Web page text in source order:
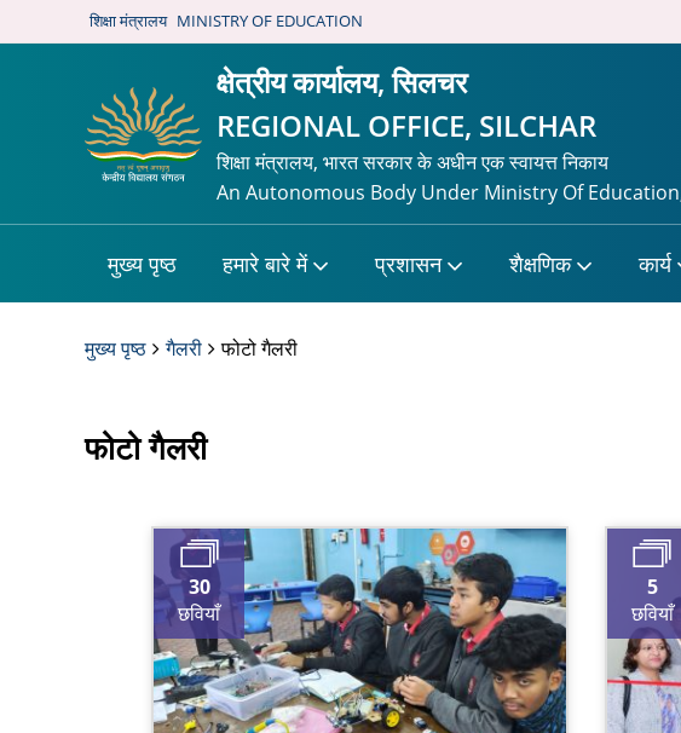
शिक्षा मंत्रालय MINISTRY OF EDUCATION
क्षेत्रीय कार्यालय, सिलचर
REGIONAL OFFICE, SILCHAR
शिक्षा मंत्रालय, भारत सरकार के अधीन एक स्वायत्त निकाय
An Autonomous Body Under Ministry Of
मुख्य पृष्ठ हमारे बारे में प्रशासन शैक्षणिक कार्य
मुख्य पृष्ठ गैलरी फोटो गैलरी
फोटो गैलरी
30
छवियाँ
5
छवियाँ